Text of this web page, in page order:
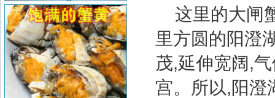
这里的大闸
里方圆的阳澄
茂,延伸宽阔,
宫。所以,阳澄